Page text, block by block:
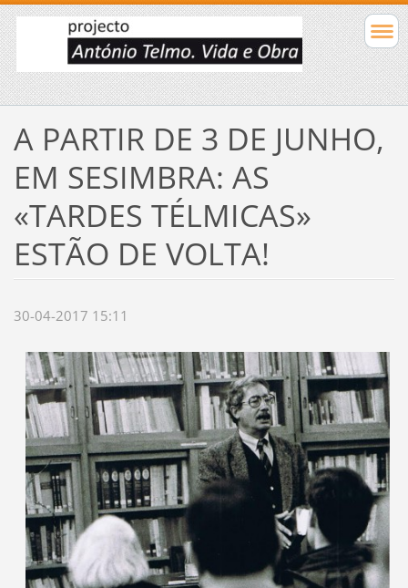
A PARTIR DE 3 DE JUNHO,
EM SESIMBRA: AS
«TARDES TÉLMICAS»
ESTÃO DE VOLTA!
30-04-2017 15:11